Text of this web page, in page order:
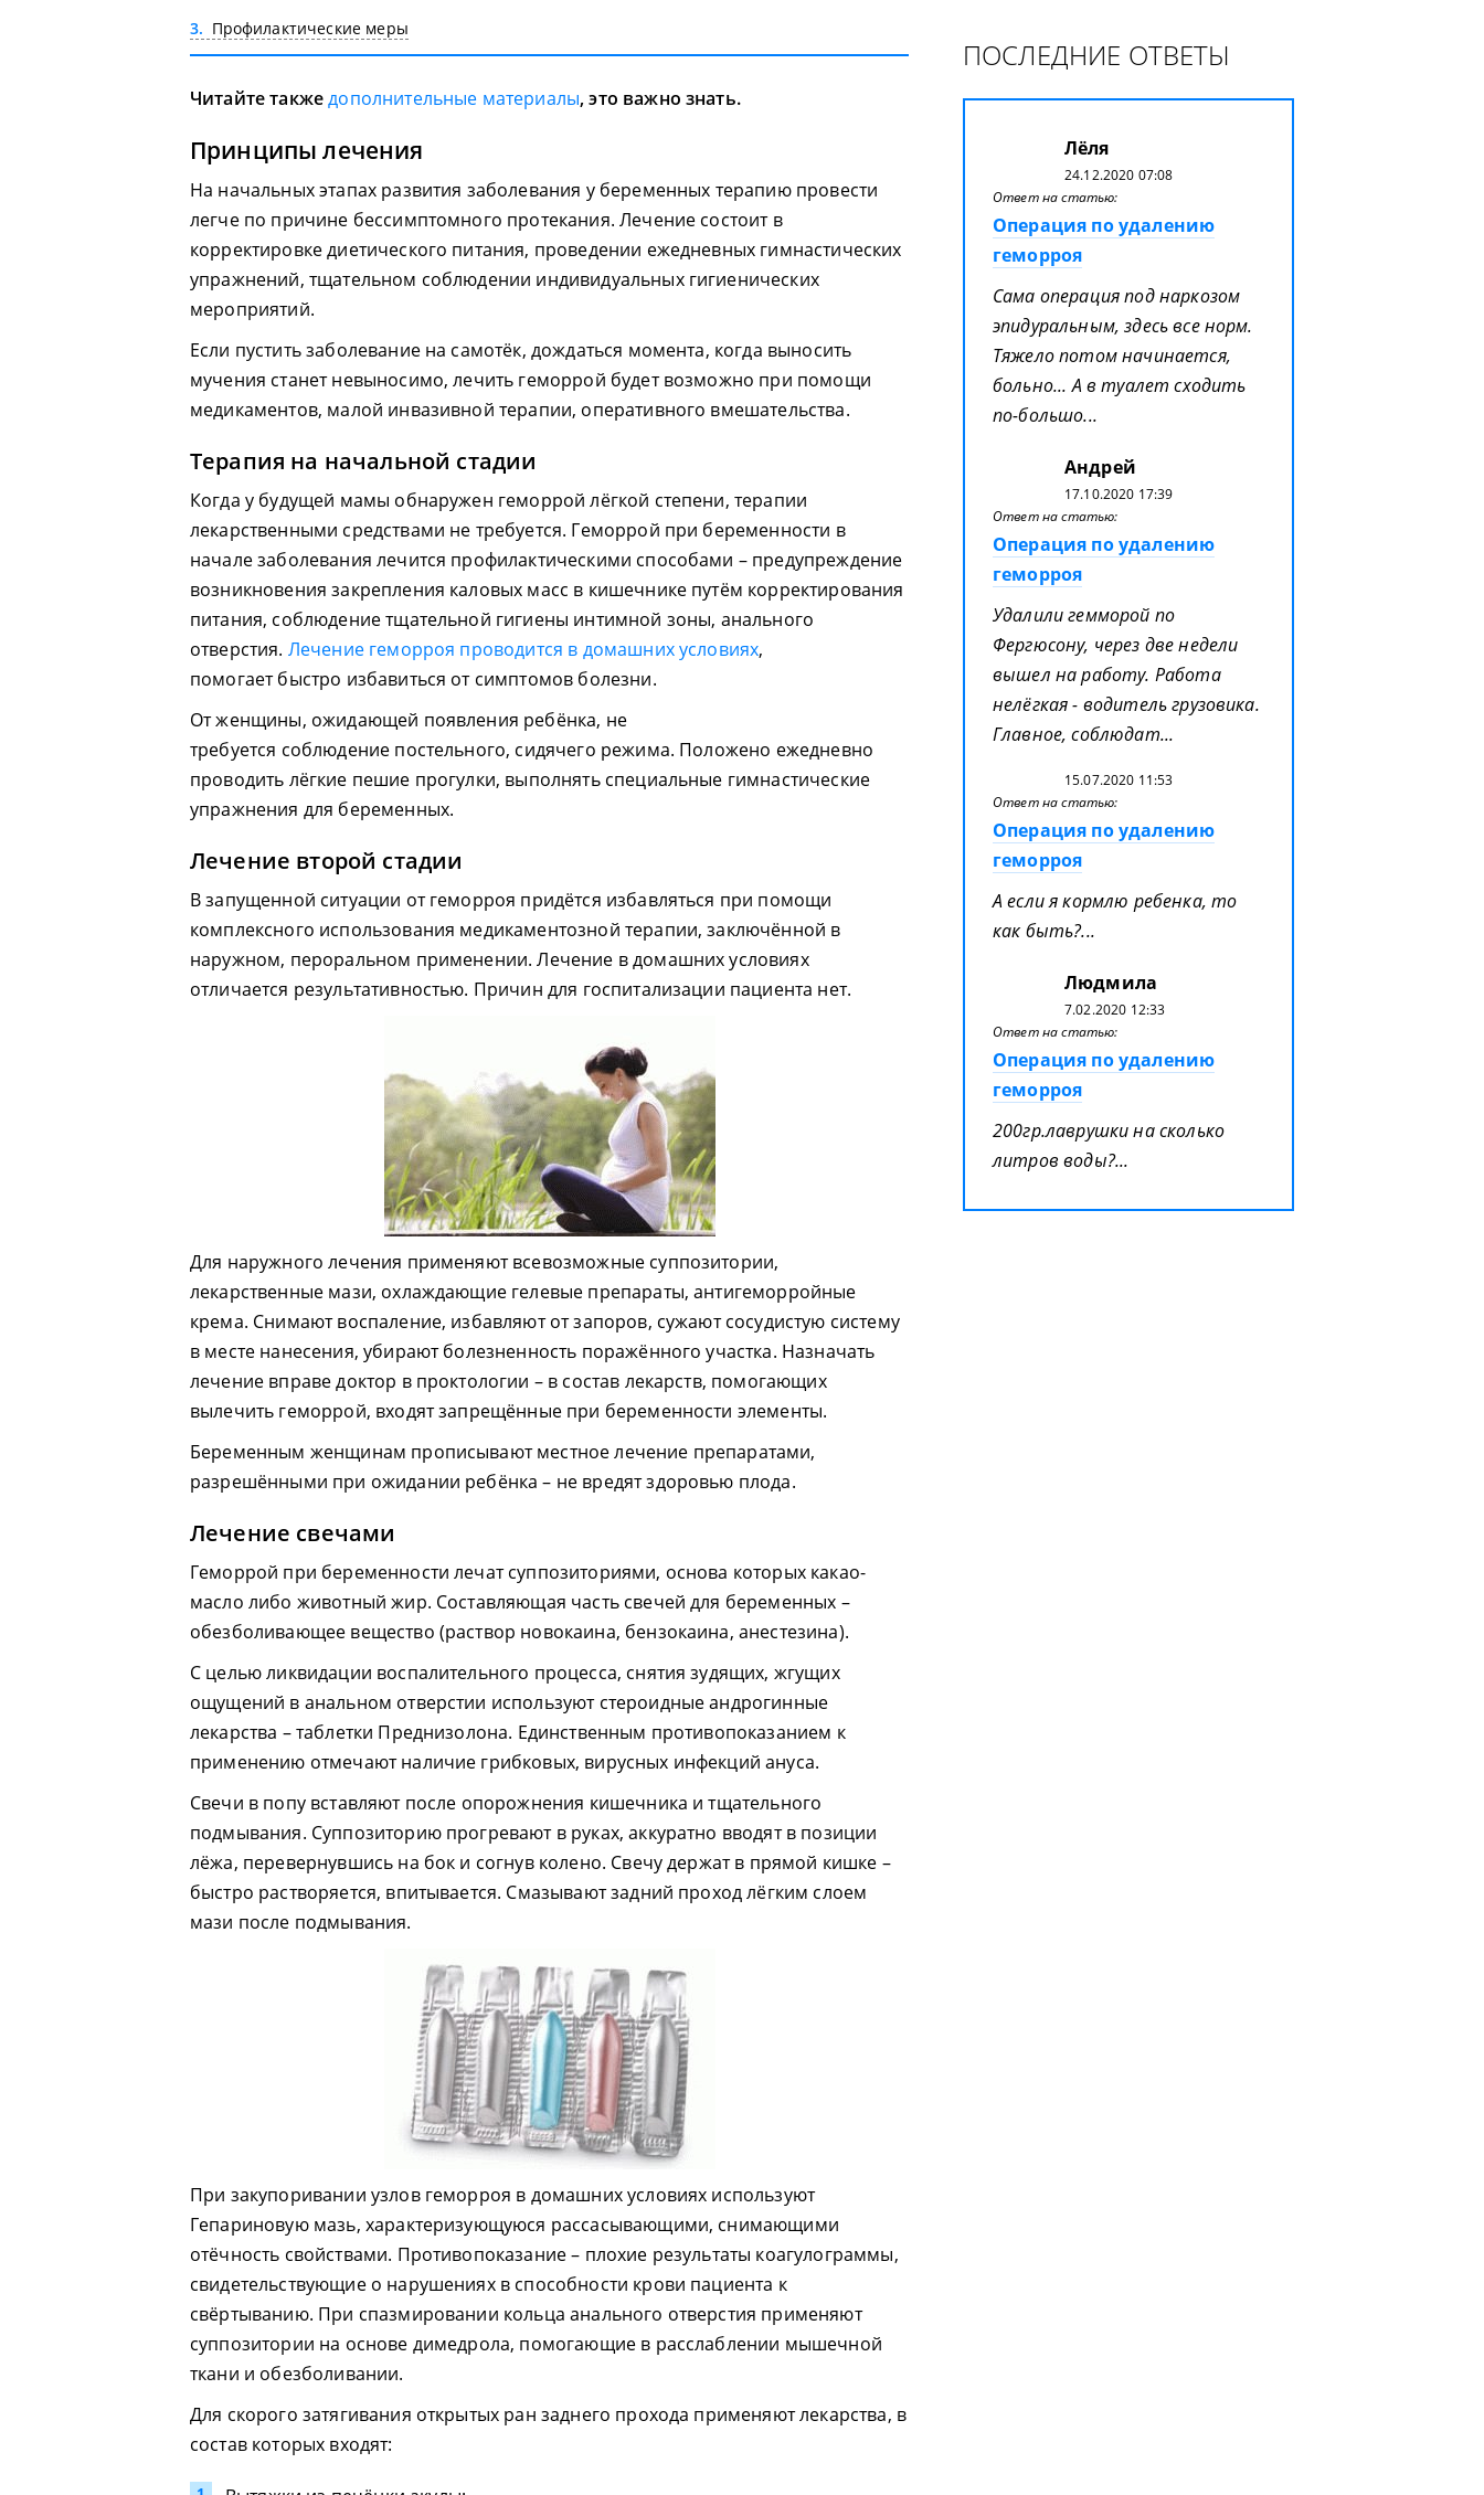
3
Профилактические меры
Читайте такжедополнительные материалы, это важно знать.
Принципы лечения
На начальных этапах развития заболевания у беременных терапию провести
легче по причине бессимптомного протекания. Лечение состоит в
корректировке диетического питания, проведении ежедневных гимнастических
упражнений, тщательном соблюдении индивидуальных гигиенических
мероприятий.
Если пустить заболевание на самотёк, дождаться момента, когда выносить
мучения станет невыносимо, лечить геморрой будет возможно при помощи
медикаментов, малой инвазивной терапии, оперативного вмешательства.
Терапия на начальной стадии
Когда у будущей мамы обнаружен геморрой лёгкой степени, терапии
лекарственными средствами не требуется. Геморрой при беременности в
начале заболевания лечится профилактическими способами – предупреждение
возникновения закрепления каловых масс в кишечнике путём корректирования
питания, соблюдение тщательной гигиены интимной зоны, анального
отверстия. Лечение геморроя проводится в домашних условиях,
помогает быстро избавиться от симптомов болезни.
От женщины, ожидающей появления ребёнка, не
требуется соблюдение постельного, сидячего режима. Положено ежедневно
проводить лёгкие пешие прогулки, выполнять специальные гимнастические
упражнения для беременных.
Лечение второй стадии
В запущенной ситуации от геморроя придётся избавляться при помощи
комплексного использования медикаментозной терапии, заключённой в
наружном, пероральном применении. Лечение в домашних условиях
отличается результативностью. Причин для госпитализации пациента нет.
Для наружного лечения применяют всевозможные суппозитории,
лекарственные мази, охлаждающие гелевые препараты, антигеморройные
крема. Снимают воспаление, избавляют от запоров, сужают сосудистую систему
в месте нанесения, убирают болезненность поражённого участка. Назначать
лечение вправе доктор в проктологии – в состав лекарств, помогающих
вылечить геморрой, входят запрещённые при беременности элементы.
Беременным женщинам прописывают местное лечение препаратами,
разрешёнными при ожидании ребёнка – не вредят здоровью плода.
Лечение свечами
Геморрой при беременности лечат суппозиториями, основа которых какао-
масло либо животный жир. Составляющая часть свечей для беременных –
обезболивающее вещество (раствор новокаина, бензокаина, анестезина).
С целью ликвидации воспалительного процесса, снятия зудящих, жгущих
ощущений в анальном отверстии используют стероидные андрогинные
лекарства – таблетки Преднизолона. Единственным противопоказанием к
применению отмечают наличие грибковых, вирусных инфекций ануса.
Свечи в попу вставляют после опорожнения кишечника и тщательного
подмывания. Суппозиторию прогревают в руках, аккуратно вводят в позиции
лёжа, перевернувшись на бок и согнув колено. Свечу держат в прямой кишке –
быстро растворяется, впитывается. Смазывают задний проход лёгким слоем
мази после подмывания.
При закупоривании узлов геморроя в домашних условиях используют
Гепариновую мазь, характеризующуюся рассасывающими, снимающими
отёчность свойствами. Противопоказание – плохие результаты коагулограммы,
свидетельствующие о нарушениях в способности крови пациента к
свёртыванию. При спазмировании кольца анального отверстия применяют
суппозитории на основе димедрола, помогающие в расслаблении мышечной
ткани и обезболивании.
Для скорого затягивания открытых ран заднего прохода применяют лекарства, в
состав которых входят:
ПОСЛЕДНИЕ ОТВЕТЫ
Лёля
24.12.2020 07:08
Ответ на статью:
Операция по удалению
геморроя
Сама операция под наркозом
эпидуральным, здесь все норм.
Тяжело потом начинается,
больно... А в туалет сходить
по-большо...
Андрей
17.10.2020 17:39
Ответ на статью:
Операция по удалению
геморроя
Удалили гемморой по
Фергюсону, через две недели
вышел на работу. Работа
нелёгкая - водитель грузовика.
Главное, соблюдат...
15.07.2020 11:53
Ответ на статью:
Операция по удалению
геморроя
А если я кормлю ребенка, то
как быть?...
Людмила
7.02.2020 12:33
Ответ на статью:
Операция по удалению
геморроя
200гр.лаврушки на сколько
литров воды?...